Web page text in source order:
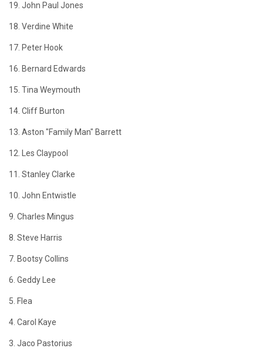
19. John Paul Jones
18. Verdine White
17. Peter Hook
16. Bernard Edwards
15. Tina Weymouth
14. Cliff Burton
13. Aston "Family Man" Barrett
12. Les Claypool
11. Stanley Clarke
10. John Entwistle
9. Charles Mingus
8. Steve Harris
7. Bootsy Collins
6. Geddy Lee
5. Flea
4. Carol Kaye
3. Jaco Pastorius